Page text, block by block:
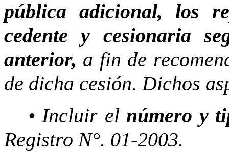
pública adicional, los
cedente y cesionaria
anterior, a fin de
de dicha cesión. Dichos
• Incluir el número y
Registro N°. 01-2003.